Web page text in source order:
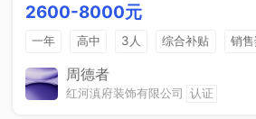
2600-8000元
一年 高中 3人 综合补贴 销
周德者
红河滇府装饰有限公司 认证